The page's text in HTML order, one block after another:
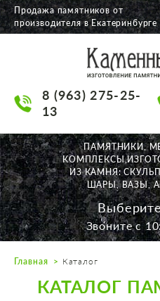
О
НАШИ
АКЦИИ
ДОСТАВКА
КОНТАКТЫ
Пн. — Пт. с
Продажа памятников от
производителя в Екатеринбурге
8 (963) 275-25-
13
ПАМЯТНИКИ,
ИЗ КАМНЯ:
ШАРЫ, ВАЗЫ,
Звоните с
Главная Каталог
КАТАЛОГ